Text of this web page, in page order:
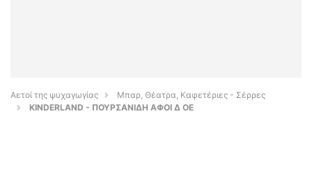
Αετοί της ψυχαγωγίας
Μπαρ, Θέατρα, Καφετέριες - Σέρρες
KINDERLAND - ΠΟΥΡΣΑΝΙΔΗ ΑΦΟΙ Δ ΟΕ